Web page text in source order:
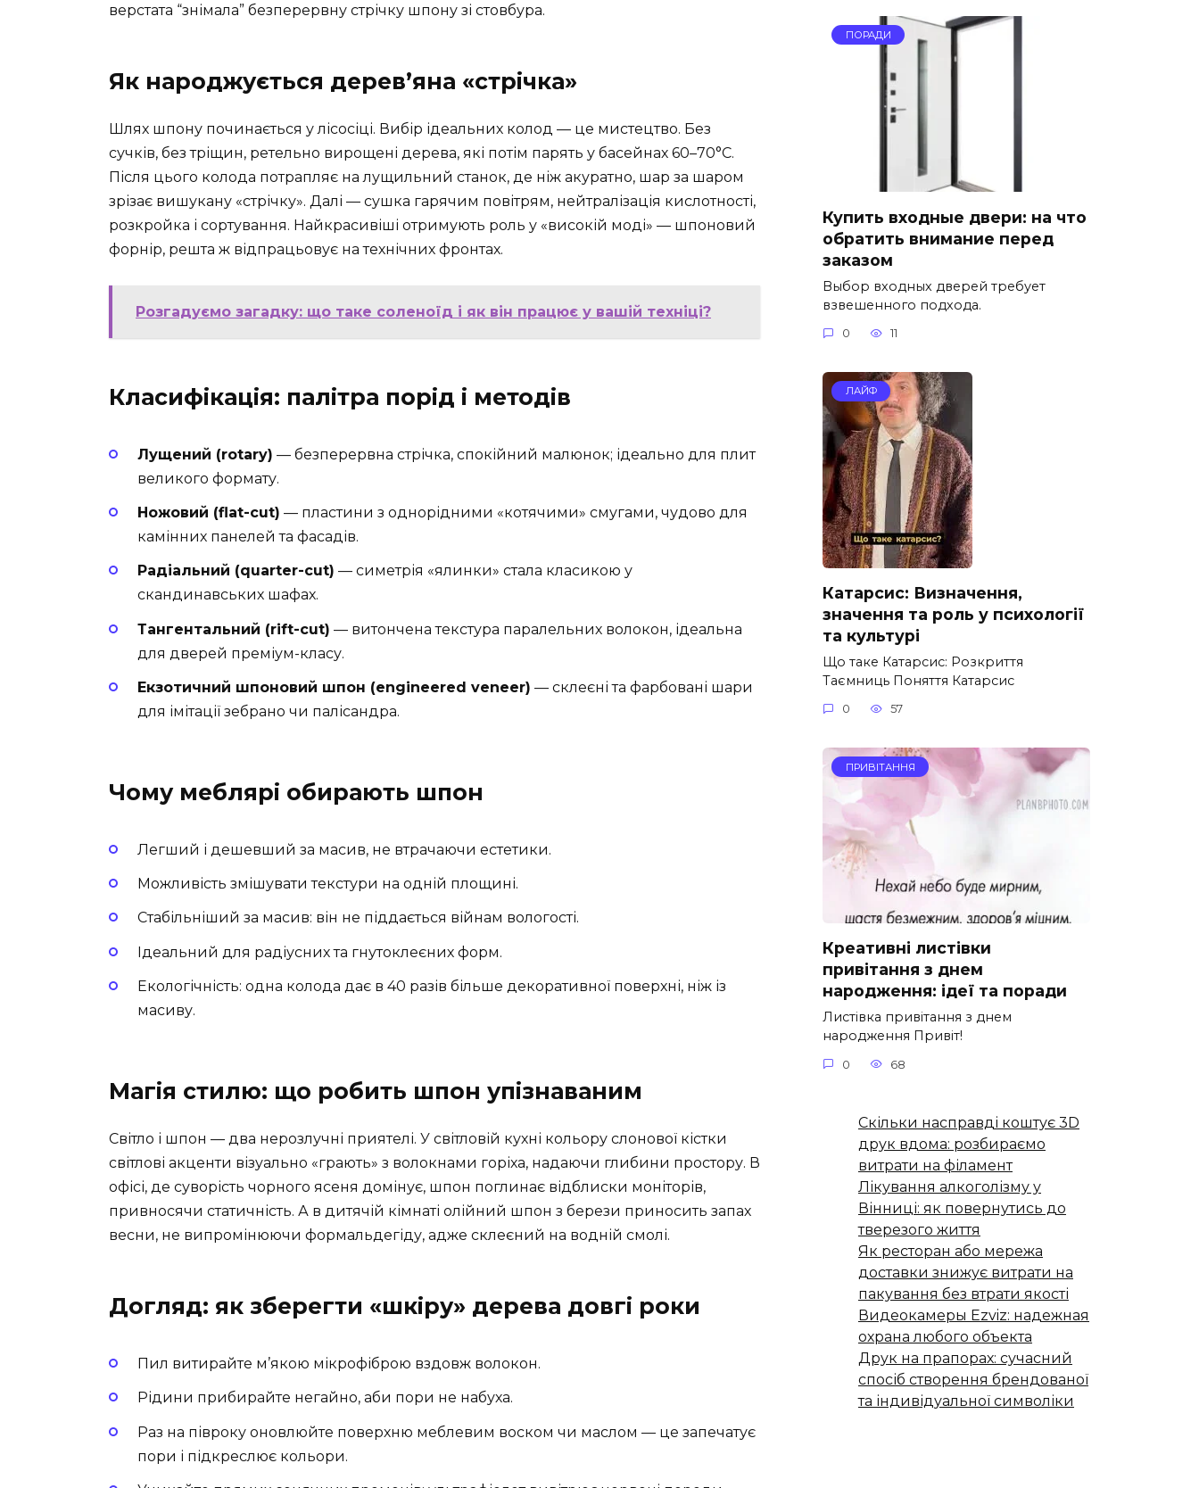
верстата “знімала” безперервну стрічку шпону зі стовбура.
Як народжується дерев’яна «стрічка»
Шлях шпону починається у лісосіці. Вибір ідеальних колод — це мистецтво. Без
сучків, без тріщин, ретельно вирощені дерева, які потім парять у басейнах 60–70°С.
Після цього колода потрапляє на лущильний станок, де ніж акуратно, шар за шаром
зрізає вишукану «стрічку». Далі — сушка гарячим повітрям, нейтралізація кислотності,
розкройка і сортування. Найкрасивіші отримують роль у «високій моді» — шпоновий
форнір, решта ж відпрацьовує на технічних фронтах.
Розгадуємо загадку: що таке соленоїд і як він працює у вашій техніці?
Класифікація: палітра порід і методів
Лущений (rotary) — безперервна стрічка, спокійний малюнок; ідеально для плит
великого формату.
Ножовий (flat-cut) — пластини з однорідними «котячими» смугами, чудово для
камінних панелей та фасадів.
Радіальний (quarter-cut) — симетрія «ялинки» стала класикою у
скандинавських шафах.
Тангентальний (rift-cut) — витончена текстура паралельних волокон, ідеальна
для дверей преміум-класу.
Екзотичний шпоновий шпон (engineered veneer) — склеєні та фарбовані шари
для імітації зебрано чи палісандра.
Чому меблярі обирають шпон
Легший і дешевший за масив, не втрачаючи естетики.
Можливість змішувати текстури на одній площині.
Стабільніший за масив: він не піддається війнам вологості.
Ідеальний для радіусних та гнутоклеєних форм.
Екологічність: одна колода дає в 40 разів більше декоративної поверхні, ніж із
масиву.
Магія стилю: що робить шпон упізнаваним
Світло і шпон — два нерозлучні приятелі. У світловій кухні кольору слонової кістки
світлові акценти візуально «грають» з волокнами горіха, надаючи глибини простору. В
офісі, де суворість чорного ясеня домінує, шпон поглинає відблиски моніторів,
привносячи статичність. А в дитячій кімнаті олійний шпон з берези приносить запах
весни, не випромінюючи формальдегіду, адже склеєний на водній смолі.
Догляд: як зберегти «шкіру» дерева довгі роки
Пил витирайте м’якою мікрофіброю вздовж волокон.
Рідини прибирайте негайно, аби пори не набуха.
Раз на півроку оновлюйте поверхню меблевим воском чи маслом — це запечатує
пори і підкреслює кольори.
ПОРАДИ
Купить входные двери: на что
обратить внимание перед
заказом
Выбор входных дверей требует
взвешенного подхода.
0 11
ЛАЙФ
Катарсис: Визначення,
значення та роль у психології
та культурі
Що таке Катарсис: Розкриття
Таємниць Поняття Катарсис
0 57
ПРИВІТАННЯ
Креативні листівки
привітання з днем
народження: ідеї та поради
Листівка привітання з днем
народження Привіт!
0 68
Скільки насправді коштує 3D
друк вдома: розбираємо
витрати на філамент
Лікування алкоголізму у
Вінниці: як повернутись до
тверезого життя
Як ресторан або мережа
доставки знижує витрати на
пакування без втрати якості
Видеокамеры Ezviz: надежная
охрана любого объекта
Друк на прапорах: сучасний
спосіб створення брендованої
та індивідуальної символіки